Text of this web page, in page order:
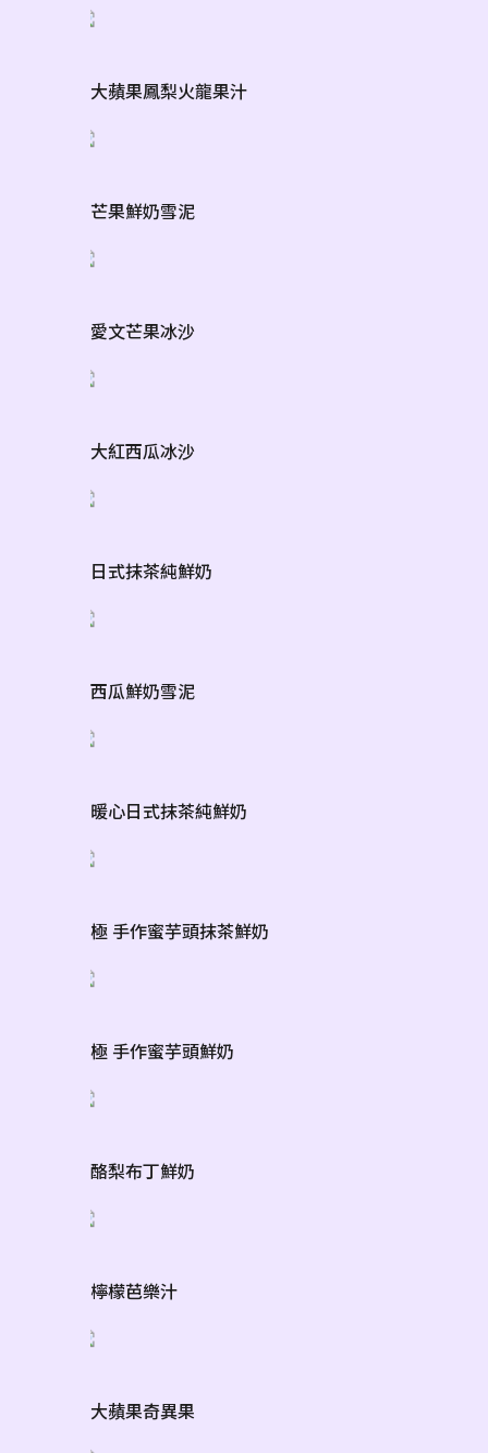
大蘋果鳳梨火龍果汁
芒果鮮奶雪泥
愛文芒果冰沙
大紅西瓜冰沙
日式抹茶純鮮奶
西瓜鮮奶雪泥
暖心日式抹茶純鮮奶
極 手作蜜芋頭抹茶鮮奶
極 手作蜜芋頭鮮奶
酪梨布丁鮮奶
檸檬芭樂汁
大蘋果奇異果